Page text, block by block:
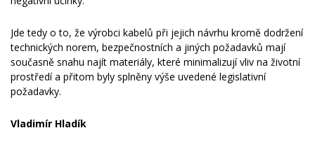
Jde tedy o to, že výrobci kabelů při jejich návrhu kromě dodržení
technických norem, bezpečnostních a jiných požadavků mají
současně snahu najít materiály, které minimalizují vliv na životní
prostředí a přitom byly splněny výše uvedené legislativní
požadavky.
Vladimír Hladík